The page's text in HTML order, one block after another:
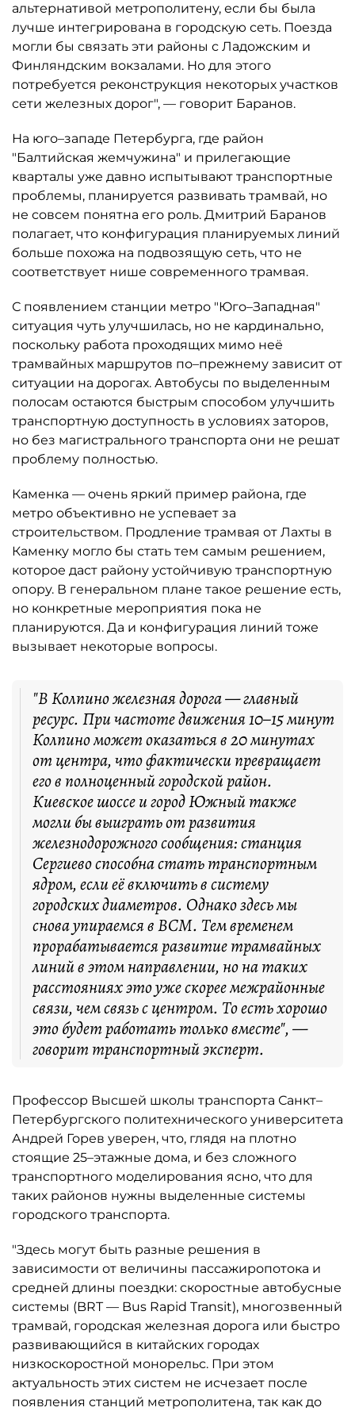
альтернативой метрополитену, если бы была
лучше интегрирована в городскую сеть. Поезда
могли бы связать эти районы с Ладожским и
Финляндским вокзалами. Но для этого
потребуется реконструкция некоторых участков
сети железных дорог", — говорит Баранов.
На юго–западе Петербурга, где район
"Балтийская жемчужина" и прилегающие
кварталы уже давно испытывают транспортные
проблемы, планируется развивать трамвай, но
не совсем понятна его роль. Дмитрий Баранов
полагает, что конфигурация планируемых линий
больше похожа на подвозящую сеть, что не
соответствует нише современного трамвая.
С появлением станции метро "Юго–Западная"
ситуация чуть улучшилась, но не кардинально,
поскольку работа проходящих мимо неё
трамвайных маршрутов по–прежнему зависит от
ситуации на дорогах. Автобусы по выделенным
полосам остаются быстрым способом улучшить
транспортную доступность в условиях заторов,
но без магистрального транспорта они не решат
проблему полностью.
Каменка — очень яркий пример района, где
метро объективно не успевает за
строительством. Продление трамвая от Лахты в
Каменку могло бы стать тем самым решением,
которое даст району устойчивую транспортную
опору. В генеральном плане такое решение есть,
но конкретные мероприятия пока не
планируются. Да и конфигурация линий тоже
вызывает некоторые вопросы.
"В Колпино железная дорога — главный
ресурс. При частоте движения 10–15 минут
Колпино может оказаться в 20 минутах
от центра, что фактически превращает
его в полноценный городской район.
Киевское шоссе и город Южный также
могли бы выиграть от развития
железнодорожного сообщения: станция
Сергиево способна стать транспортным
ядром, если её включить в систему
городских диаметров. Однако здесь мы
снова упираемся в ВСМ. Тем временем
прорабатывается развитие трамвайных
линий в этом направлении, но на таких
расстояниях это уже скорее межрайонные
связи, чем связь с центром. То есть хорошо
это будет работать только вместе", —
говорит транспортный эксперт.
Профессор Высшей школы транспорта Санкт–
Петербургского политехнического университета
Андрей Горев уверен, что, глядя на плотно
стоящие 25–этажные дома, и без сложного
транспортного моделирования ясно, что для
таких районов нужны выделенные системы
городского транспорта.
"Здесь могут быть разные решения в
зависимости от величины пассажиропотока и
средней длины поездки: скоростные автобусные
системы (BRT — Bus Rapid Transit), многозвенный
трамвай, городская железная дорога или быстро
развивающийся в китайских городах
низкоскоростной монорельс. При этом
актуальность этих систем не исчезает после
появления станций метрополитена, так как до